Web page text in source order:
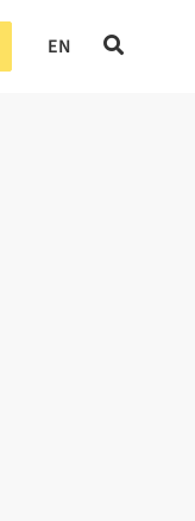
EN